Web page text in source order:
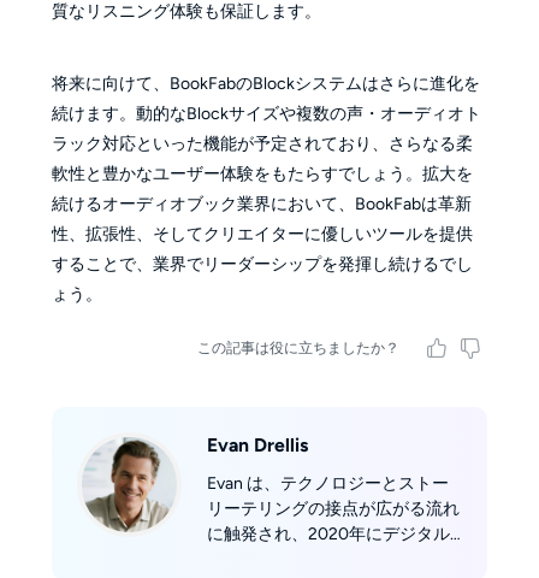
質なリスニング体験も保証します。
将来に向けて、BookFabのBlockシステムはさらに進化を
続けます。動的なBlockサイズや複数の声・オーディオト
ラック対応といった機能が予定されており、さらなる柔
軟性と豊かなユーザー体験をもたらすでしょう。拡大を
続けるオーディオブック業界において、BookFabは革新
性、拡張性、そしてクリエイターに優しいツールを提供
することで、業界でリーダーシップを発揮し続けるでし
ょう。
この記事は役に立ちましたか？
Evan Drellis
Evan は、テクノロジーとストー
リーテリングの接点が広がる流れ
に触発され、2020年にデジタル